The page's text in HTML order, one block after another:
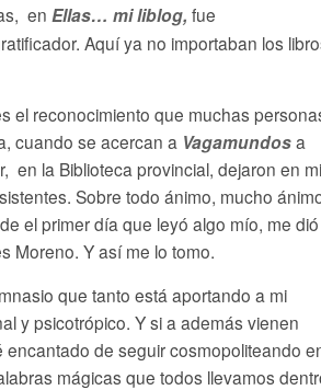
en Ellas… mi liblog, fue
Aquí ya no importaban los
el reconocimiento que muchas
cuando se acercan a Vagamundosa
en la Biblioteca provincial, dejaron en
Sobre todo ánimo, mucho
el primer día que leyó algo mío, me dió
Moreno. Y así me lo tomo.
que tanto está aportando a mi
y psicotrópico. Y si a además vienen
encantado de seguir cosmopoliteando
mágicas que todos llevamos